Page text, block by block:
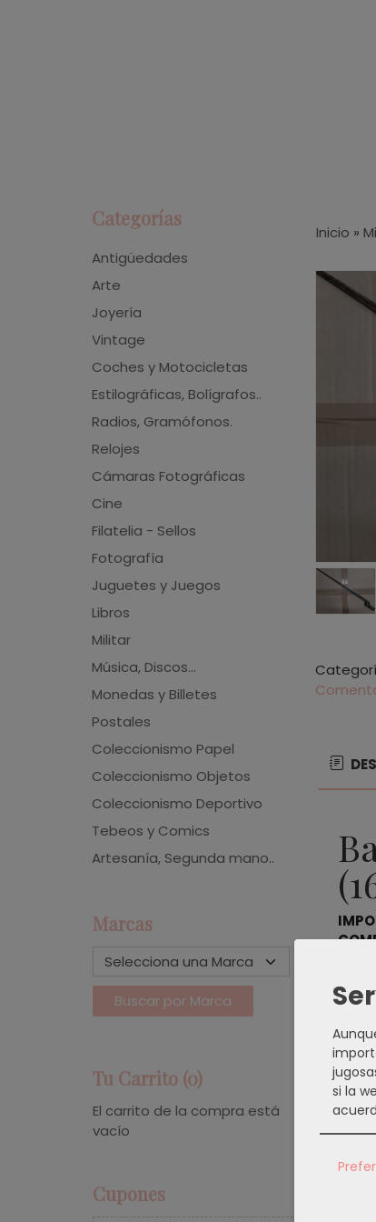
Categorías
Antigüedades
Arte
Joyería
Vintage
Coches y Motocicletas
Estilográficas, Bolígrafos..
Radios, Gramófonos.
Relojes
Cámaras Fotográficas
Cine
Filatelia - Sellos
Fotografía
Juguetes y Juegos
Libros
Militar
Música, Discos...
Monedas y Billetes
Postales
Coleccionismo Papel
Coleccionismo Objetos
Coleccionismo Deportivo
Tebeos y Comics
Artesanía, Segunda mano..
Marcas
Tu Carrito (0)
El carrito de la compra está
vacío
Cupones
Inicio »
si la